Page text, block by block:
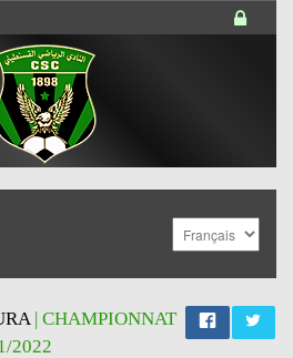
| CHAMPIONNAT
2022